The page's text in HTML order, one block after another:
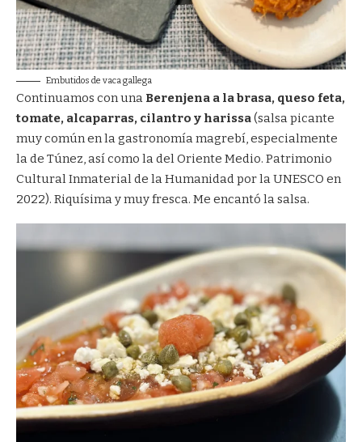
Embutidos de vaca gallega
Continuamos con una Berenjena a la brasa, queso feta,
tomate, alcaparras, cilantro y harissa(salsa picante
muy común en la gastronomía magrebí, especialmente
la de Túnez, así como la del Oriente Medio. Patrimonio
Cultural Inmaterial de la Humanidad por la UNESCO en
2022). Riquísima y muy fresca. Me encantó la salsa.